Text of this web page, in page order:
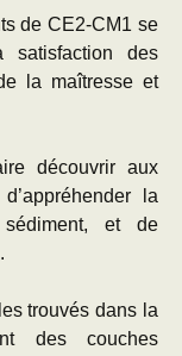
de CE2-CM1 se
satisfaction des
la maîtresse et
découvrir aux
la
sédiment, et de
trouvés dans la
des couches